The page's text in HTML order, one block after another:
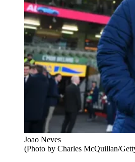
Joao Neves
(Photo by Charles McQuillan/